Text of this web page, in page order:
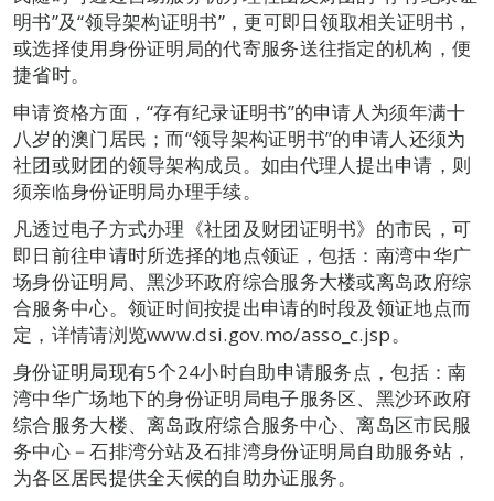
明书”及“领导架构证明书”，更可即日领取相关证明书，
或选择使用身份证明局的代寄服务送往指定的机构，便
捷省时。
申请资格方面，“存有纪录证明书”的申请人为须年满十
八岁的澳门居民；而“领导架构证明书”的申请人还须为
社团或财团的领导架构成员。如由代理人提出申请，则
须亲临身份证明局办理手续。
凡透过电子方式办理《社团及财团证明书》的市民，可
即日前往申请时所选择的地点领证，包括：南湾中华广
场身份证明局、黑沙环政府综合服务大楼或离岛政府综
合服务中心。领证时间按提出申请的时段及领证地点而
定，详情请浏览www.dsi.gov.mo/asso_c.jsp。
身份证明局现有5个24小时自助申请服务点，包括：南
湾中华广场地下的身份证明局电子服务区、黑沙环政府
综合服务大楼、离岛政府综合服务中心、离岛区市民服
务中心－石排湾分站及石排湾身份证明局自助服务站，
为各区居民提供全天候的自助办证服务。